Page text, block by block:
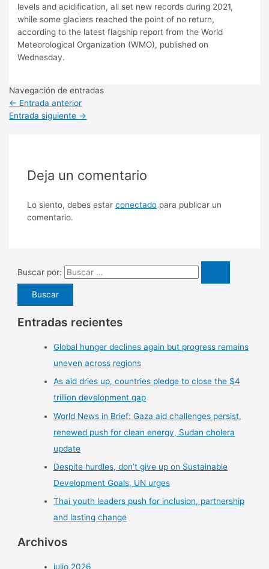
levels and acidification, all set new records during 2021,
while some glaciers reached the point of no return,
according to the latest flagship report from the World
Meteorological Organization (WMO), published on
Wednesday.
Navegación de entradas
← Entrada anterior
Entrada siguiente →
Deja un comentario
Lo siento, debes estar conectadopara publicar un
comentario.
Buscar por:
Entradas recientes
Global hunger declines again but progress remains
uneven across regions
As aid dries up, countries pledge to close the $4
trillion development gap
World News in Brief: Gaza aid challenges persist,
renewed push for clean energy, Sudan cholera
update
Despite hurdles, don’t give up on Sustainable
Development Goals, UN urges
Thai youth leaders push for inclusion, partnership
and lasting change
Archivos
julio 2026